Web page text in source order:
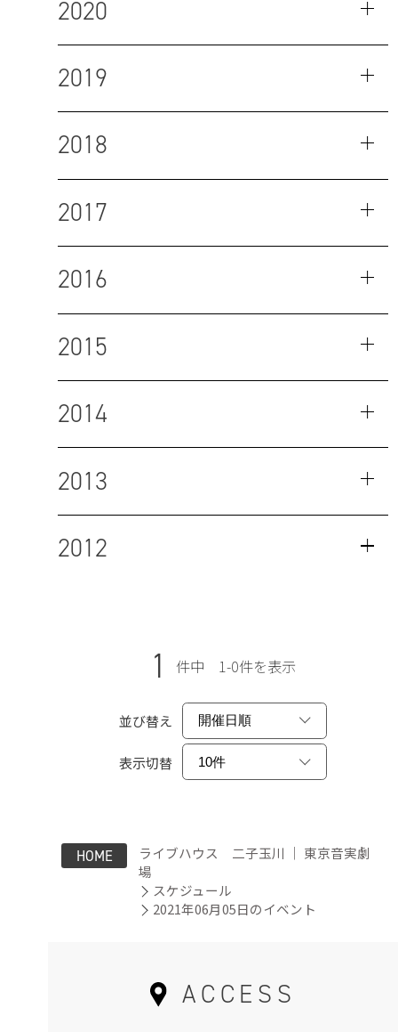
2020
2019
2018
2017
2016
2015
2014
2013
2012
1 件中 1-0件を表示
並び替え
表示切替
HOME
ライブハウス 二子玉川 ｜ 東京音実劇
場
スケジュール
2021年06月05日のイベント
ACCESS